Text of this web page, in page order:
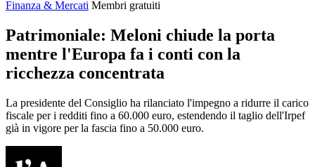
Finanza & Mercati Membri gratuiti
Patrimoniale: Meloni chiude la porta
mentre l'Europa fa i conti con la
ricchezza concentrata
La presidente del Consiglio ha rilanciato l'impegno a ridurre il carico
fiscale per i redditi fino a 60.000 euro, estendendo il taglio dell'Irpef
già in vigore per la fascia fino a 50.000 euro.